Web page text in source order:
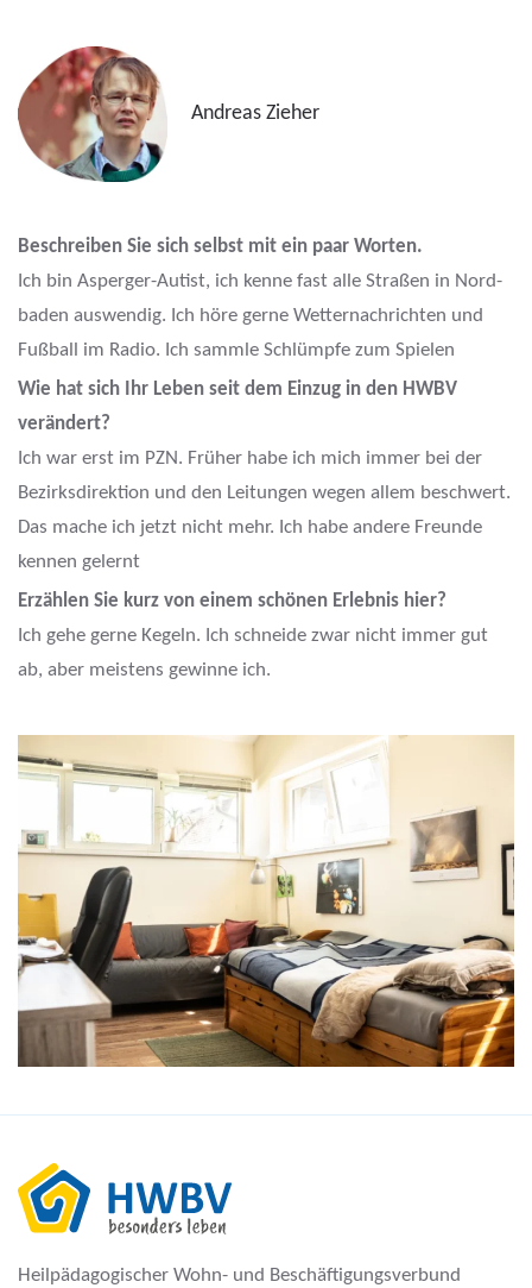
Andreas Zieher
Beschreiben Sie sich selbst mit ein paar Worten.
Ich bin Asperger-Autist, ich kenne fast alle Straßen in Nord-
baden auswendig. Ich höre gerne Wetternachrichten und
Fußball im Radio. Ich sammle Schlümpfe zum Spielen
Wie hat sich Ihr Leben seit dem Einzug in den HWBV
verändert?
Ich war erst im PZN. Früher habe ich mich immer bei der
Bezirksdirektion und den Leitungen wegen allem beschwert.
Das mache ich jetzt nicht mehr. Ich habe andere Freunde
kennen gelernt
Erzählen Sie kurz von einem schönen Erlebnis hier?
Ich gehe gerne Kegeln. Ich schneide zwar nicht immer gut
ab, aber meistens gewinne ich.
Heilpädagogischer Wohn- und Beschäftigungsverbund